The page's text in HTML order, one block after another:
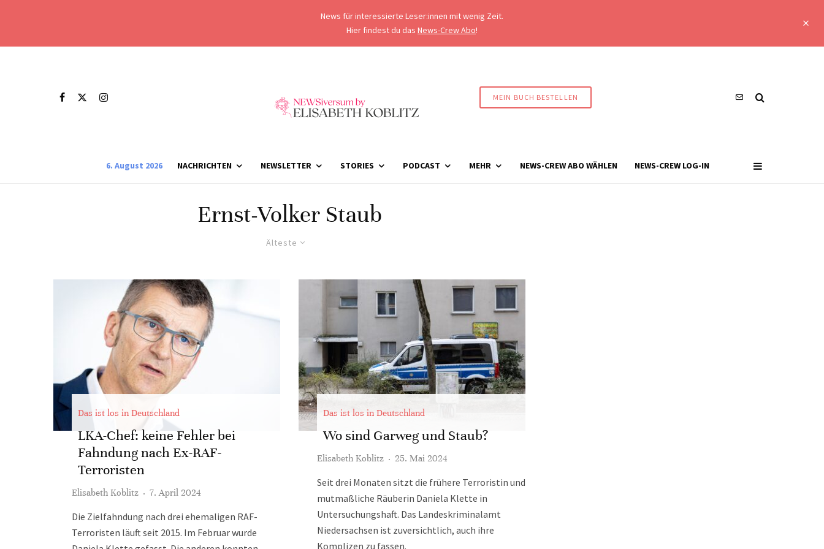
News für interessierte Leser:innen mit wenig Zeit.
Hier findest du das News-Crew Abo!
MEIN BUCH BESTELLEN
6. August 2026 NACHRICHTEN NEWSLETTER STORIES PODCAST MEHR NEWS-CREW ABO WÄHLEN NEWS-CREW LOG-IN
Ernst-Volker Staub
Älteste
Das ist los in Deutschland
LKA-Chef: keine Fehler bei
Fahndung nach Ex-RAF-
Terroristen
Elisabeth Koblitz · 7. April 2024
Die Zielfahndung nach drei ehemaligen RAF-
Terroristen läuft seit 2015. Im Februar wurde
Das ist los in Deutschland
Wo sind Garweg und Staub?
Elisabeth Koblitz · 25. Mai 2024
Seit drei Monaten sitzt die frühere Terroristin und
mutmaßliche Räuberin Daniela Klette in
Untersuchungshaft. Das Landeskriminalamt
Niedersachsen ist zuversichtlich, auch ihre
Komplizen zu fassen.